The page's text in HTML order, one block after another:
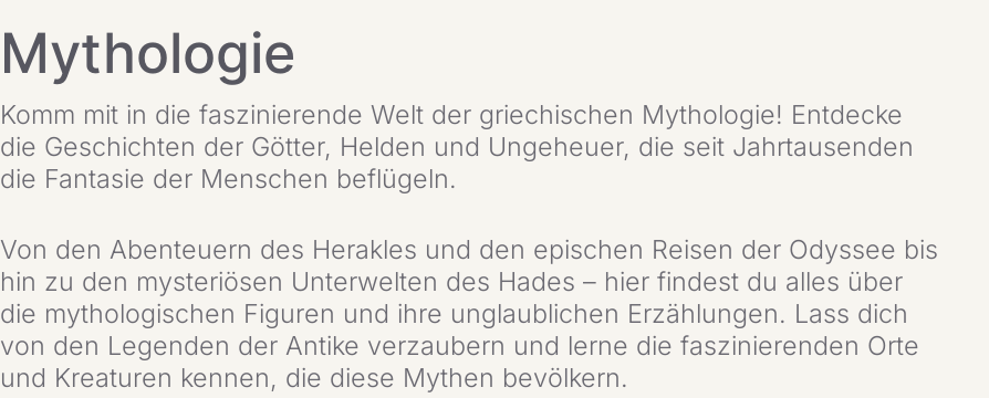
Mythologie
Komm mit in die faszinierende Welt der griechischen Mythologie! Entdecke
die Geschichten der Götter, Helden und Ungeheuer, die seit Jahrtausenden
die Fantasie der Menschen beflügeln.
Von den Abenteuern des Herakles und den epischen Reisen der Odyssee bis
hin zu den mysteriösen Unterwelten des Hades – hier findest du alles über
die mythologischen Figuren und ihre unglaublichen Erzählungen. Lass dich
von den Legenden der Antike verzaubern und lerne die faszinierenden Orte
und Kreaturen kennen, die diese Mythen bevölkern.